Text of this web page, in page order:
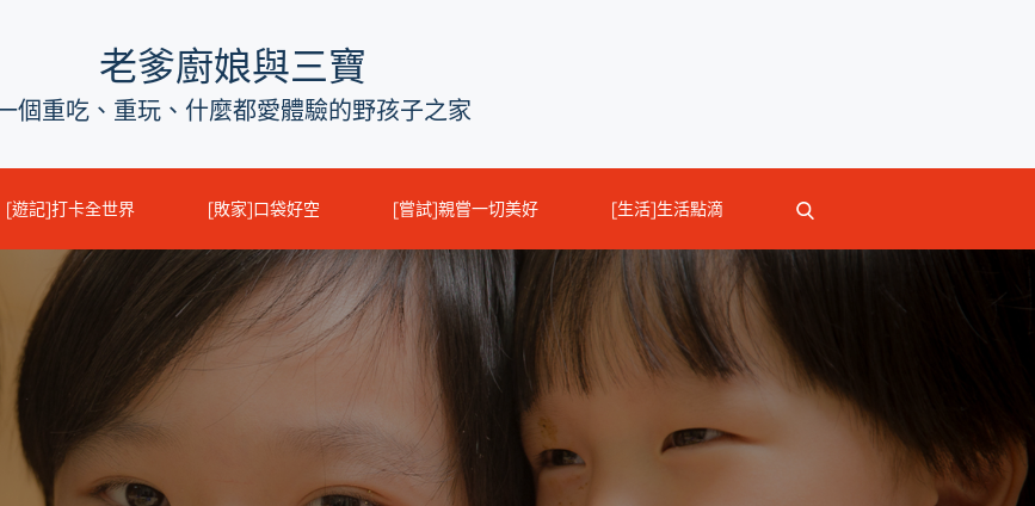
老爹廚娘與三寶
個重吃、重玩、什麼都愛體驗的野孩子之家
[遊記]打卡全世界 [敗家]口袋好空 [嘗試]親嘗一切美好 [生活]生活點滴